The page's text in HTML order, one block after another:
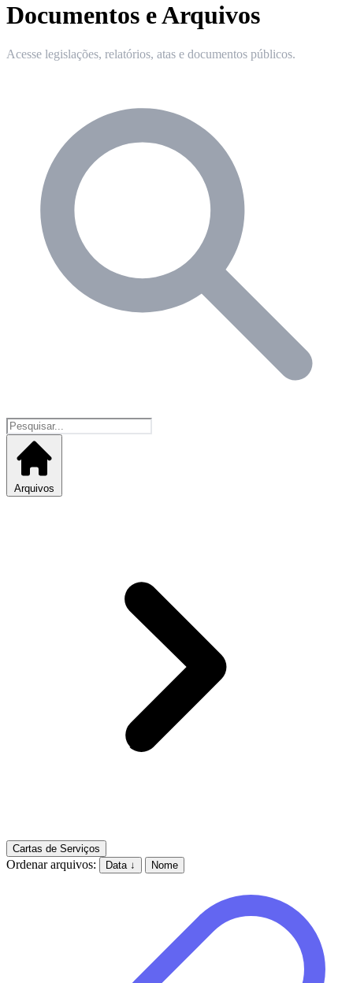
Documentos e Arquivos
Acesse legislações, relatórios, atas e documentos públicos.
Arquivos
Cartas de Serviços
Ordenar arquivos: Data ↓ Nome